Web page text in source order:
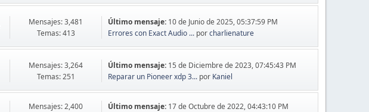
Mensajes: 3,481
Temas: 413
Último mensaje: 10 de Junio de 2025, 05:37:59 PM
Errores con Exact Audio ... porcharlienature
Mensajes: 3,264
Temas: 251
Último mensaje: 15 de Diciembre de 2023, 07:45:43 PM
Reparar un Pioneer xdp 3... por Kaniel
Mensajes: 2,400
Último mensaje: 17 de Octubre de 2022, 04:43:10 PM